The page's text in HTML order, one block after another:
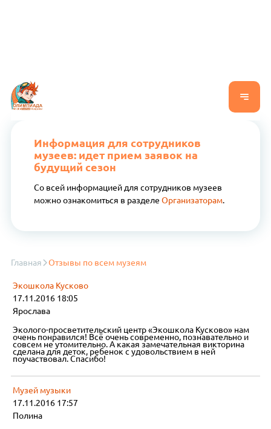
Информация для сотрудников
музеев: идет прием заявок на
будущий сезон
Со всей информацией для сотрудников музеев
можно ознакомиться в разделе Организаторам.
Главная Отзывы по всем музеям
Экошкола Кусково
17.11.2016 18:05
Ярослава
Эколого-просветительский центр «Экошкола Кусково» нам
очень понравился! Всё очень современно, познавательно и
совсем не утомительно. А какая замечательная викторина
сделана для деток, ребенок с удовольствием в ней
поучаствовал. Спасибо!
Музей музыки
17.11.2016 17:57
Полина